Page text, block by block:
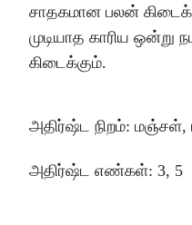
சாதகமான பலன்
முடியாத காரிய ஒன்று
கிடைக்கும்.
அதிர்ஷ்ட நிறம்: மஞ்சள்,
அதிர்ஷ்ட எண்கள்: 3, 5